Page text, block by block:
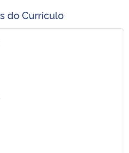
Inovações e Comunicações
do Currículo